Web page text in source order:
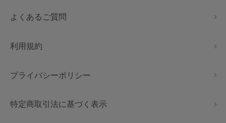
よくあるご質問
利用規約
プライバシーポリシー
特定商取引法に基づく表示